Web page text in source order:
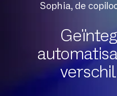
Sophia, de